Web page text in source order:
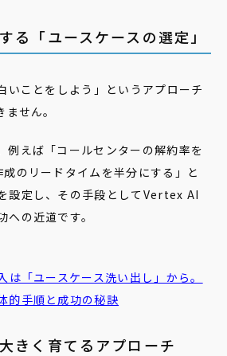
る「ユースケースの選定」
いことをしよう」というアプローチ
せん。
例えば「コールセンターの解約率を
のリードタイムを半分にする」と
設定し、その手段としてVertex AI
の近道です。
は「ユースケース洗い出し」から。
的手順と成功の秘訣
きく育てるアプローチ